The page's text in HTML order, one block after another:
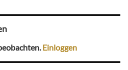
Einloggen